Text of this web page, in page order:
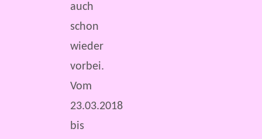
auch
schon
wieder
vorbei.
Vom
23.03.2018
bis